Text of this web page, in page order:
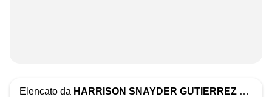
Elencato da HARRISON SNAYDER GUTIERREZ RAMIREZ